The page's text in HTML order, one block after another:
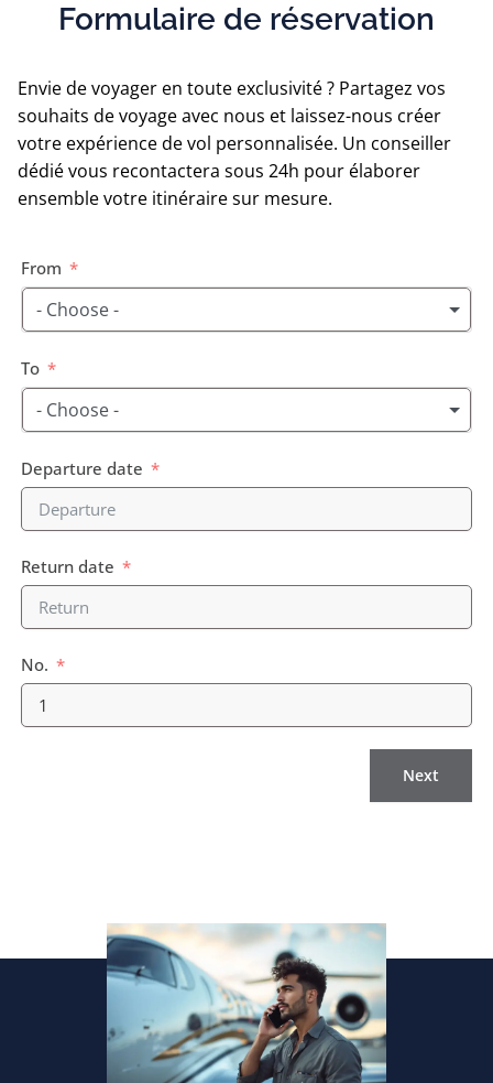
Formulaire de réservation
Envie de voyager en toute exclusivité ? Partagez vos
souhaits de voyage avec nous et laissez-nous créer
votre expérience de vol personnalisée. Un conseiller
dédié vous recontactera sous 24h pour élaborer
ensemble votre itinéraire sur mesure.
From
- Choose -
To
- Choose -
Departure date
Return date
No.
Next